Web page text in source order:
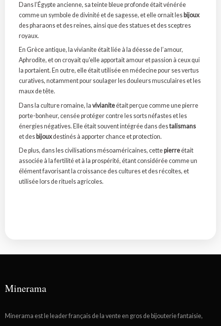
Dans l’Égypte ancienne, sa teinte bleue profonde était vénérée
comme un symbole de divinité et de sagesse, et elle ornait les bijoux
des pharaons et des reines, ainsi que des statues et des sceptres
royaux.
En Grèce antique, la vivianite était liée à la déesse de l’amour,
Aphrodite, et on croyait qu'elle apportait amour et passion à ceux qui
la portaient. En outre, elle était utilisée en médecine pour ses vertus
curatives, notamment pour soulager les douleurs musculaires et les
maux de tête.
Dans la culture romaine, lavivianite était perçue comme une pierre
porte-bonheur, censée protéger contre les sorts néfastes et les
énergies négatives. Elle était souvent intégrée dans destalismans
et des bijouxdestinés à apporter chance et protection.
De plus, dans les civilisations mésoaméricaines, cettepierre était
associée à la fertilité et à la prospérité, étant considérée comme un
élément favorisant la croissance des cultures et des récoltes, et
utilisée lors de rituels agricoles.
Minerama
Minerama est le leader français de la vente en gros de bijouterie fantaisie,